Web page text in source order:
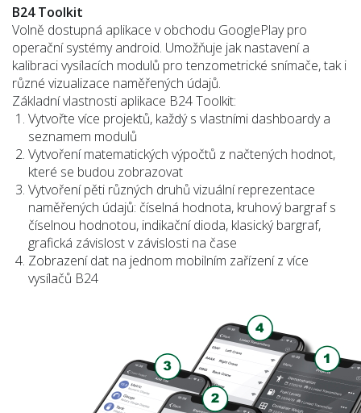
B24 Toolkit
Volně dostupná aplikace v obchodu GooglePlay pro
operační systémy android. Umožňuje jak nastavení a
kalibraci vysílacích modulů pro tenzometrické snímače, tak i
různé vizualizace naměřených údajů.
Základní vlastnosti aplikace B24 Toolkit:
Vytvořte více projektů, každý s vlastními dashboardy a
seznamem modulů
Vytvoření matematických výpočtů z načtených hodnot,
které se budou zobrazovat
Vytvoření pěti různých druhů vizuální reprezentace
naměřených údajů: číselná hodnota, kruhový bargraf s
číselnou hodnotou, indikační dioda, klasický bargraf,
grafická závislost v závislosti na čase
Zobrazení dat na jednom mobilním zařízení z více
vysílačů B24